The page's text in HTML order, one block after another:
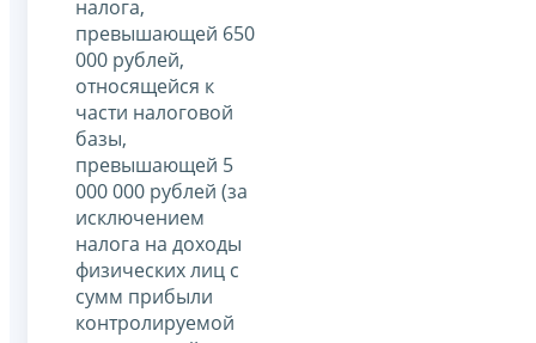
налога,
превышающей 650
000 рублей,
относящейся к
части налоговой
базы,
превышающей 5
000 000 рублей (за
исключением
налога на доходы
физических лиц с
сумм прибыли
контролируемой